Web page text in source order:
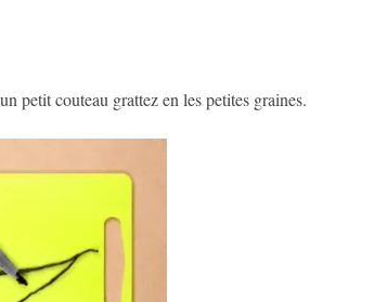
petit couteau grattez en les petites graines.